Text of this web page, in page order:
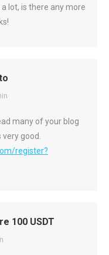
lot, is there any more
many of your blog
good.
register?
100 USDT